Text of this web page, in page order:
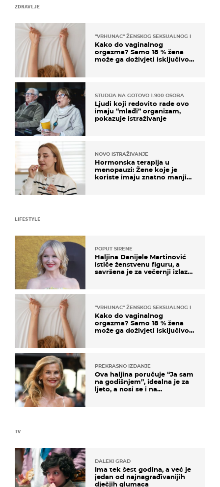
ZDRAVLJE
"VRHUNAC" ŽENSKOG SEKSUALNOG ISKUSTVA
Kako do vaginalnog
orgazma? Samo 18 % žena
može ga doživjeti isključivo
STUDIJA NA GOTOVO 1.900 OSOBA
Ljudi koji redovito rade ovo
imaju “mlađi” organizam,
pokazuje istraživanje
NOVO ISTRAŽIVANJE
Hormonska terapija u
menopauzi: Žene koje je
koriste imaju znatno manji
TV
DALEKI GRAD
Ima tek šest godina, a već je
jedan od najnagrađivanijih
dječjih glumaca
LIFESTYLE
POPUT SIRENE
Haljina Danijele Martinović
ističe ženstvenu figuru, a
savršena je za večernji izlazak
"VRHUNAC" ŽENSKOG SEKSUALNOG ISKUSTVA
Kako do vaginalnog
orgazma? Samo 18 % žena
može ga doživjeti isključivo
PREKRASNO IZDANJE
Ova haljina poručuje “Ja sam
na godišnjem”, idealna je za
ljeto, a nosi se i na